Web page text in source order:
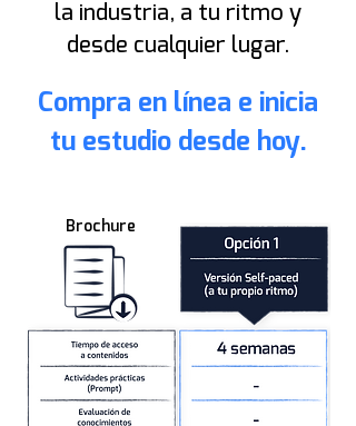
la industria, a tu ritmo y
desde cualquier lugar.
Compra en línea e inicia
tu estudio desde hoy.
Brochure